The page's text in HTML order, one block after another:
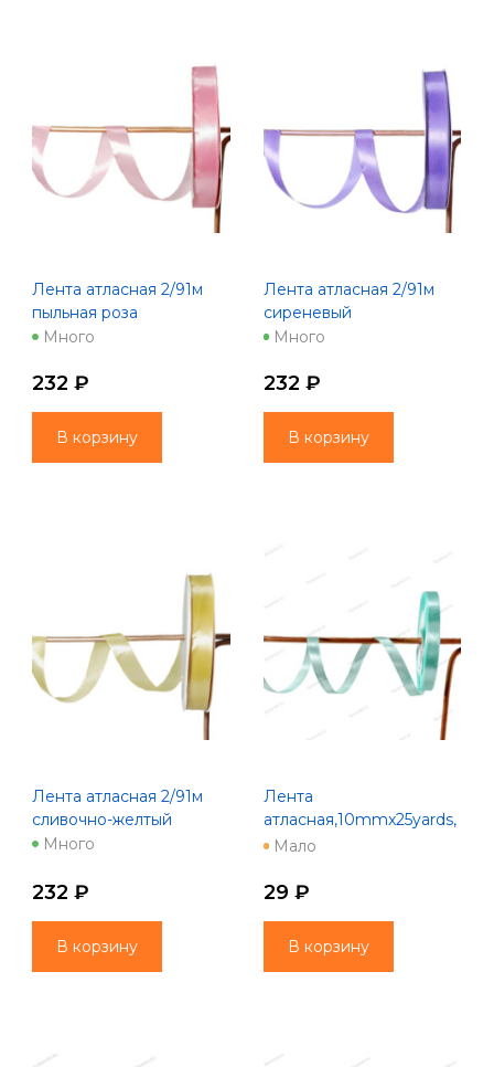
Лента атласная 2/91м
пыльная роза
Много
232 ₽
В корзину
Лента атласная 2/91м
сиреневый
Много
232 ₽
В корзину
Лента атласная 2/91м
сливочно-желтый
Много
232 ₽
В корзину
Лента
атласная,10mmx25yards,
цв. аквамарин
Мало
29 ₽
В корзину